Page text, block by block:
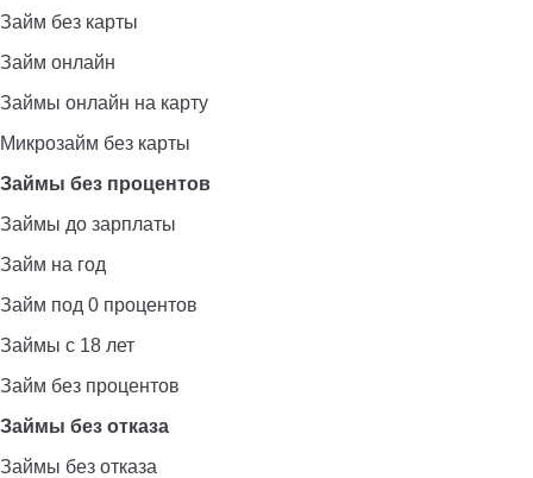
Займ без карты
Займ онлайн
Займы онлайн на карту
Микрозайм без карты
Займы без процентов
Займы до зарплаты
Займ на год
Займ под 0 процентов
Займы с 18 лет
Займ без процентов
Займы без отказа
Займы без отказа